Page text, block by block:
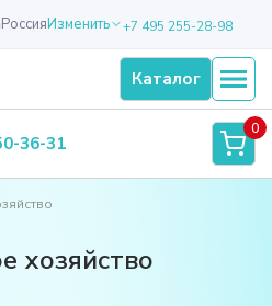
РоссияИзменить +7 495 255-28-98
Каталог
36-31
0
хозяйство